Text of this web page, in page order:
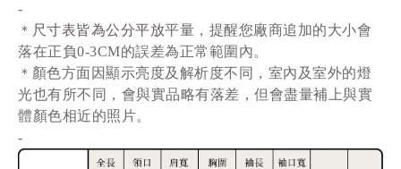
-
＊ 尺寸表皆為公分平放平量 ，提醒您廠商追加的大小會
落在正負0-3CM的誤差為正常範圍內。
＊ 顏色方面因顯示亮度及解析度不同，室內及室外的燈
光也有所不同，會與實品略有落差，但會盡量補上與實
體顏色相近的照片。
-